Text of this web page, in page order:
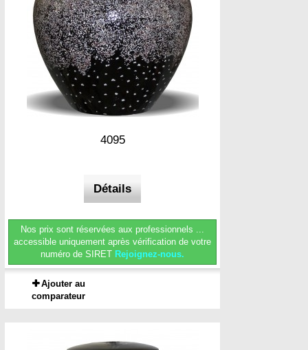
4095
Détails
Nos prix sont réservées aux professionnels ...
accessible uniquement après vérification de votre
numéro de SIRET Rejoignez-nous.
Ajouter au
comparateur